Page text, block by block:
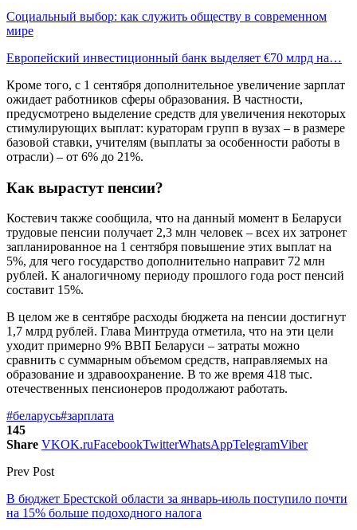
Социальный выбор: как служить обществу в современном
мире
Европейский инвестиционный банк выделяет €70 млрд на…
Кроме того, с 1 сентября дополнительное увеличение зарплат
ожидает работников сферы образования. В частности,
предусмотрено выделение средств для увеличения некоторых
стимулирующих выплат: кураторам групп в вузах – в размере
базовой ставки, учителям (выплаты за особенности работы в
отрасли) – от 6% до 21%.
Как вырастут пенсии?
Костевич также сообщила, что на данный момент в Беларуси
трудовые пенсии получает 2,3 млн человек – всех их затронет
запланированное на 1 сентября повышение этих выплат на
5%, для чего государство дополнительно направит 72 млн
рублей. К аналогичному периоду прошлого года рост пенсий
составит 15%.
В целом же в сентябре расходы бюджета на пенсии достигнут
1,7 млрд рублей. Глава Минтруда отметила, что на эти цели
уходит примерно 9% ВВП Беларуси – затраты можно
сравнить с суммарным объемом средств, направляемых на
образование и здравоохранение. В то же время 418 тыс.
отечественных пенсионеров продолжают работать.
#беларусь#зарплата
145
Share VKOK.ruFacebookTwitterWhatsAppTelegramViber
Prev Post
В бюджет Брестской области за январь-июль поступило почти
на 15% больше подоходного налога